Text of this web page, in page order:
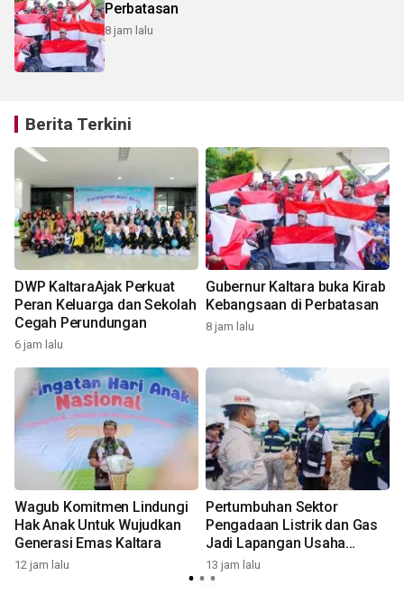
Perbatasan
8 jam lalu
Berita Terkini
DWP KaltaraAjak Perkuat
Peran Keluarga dan Sekolah
Cegah Perundungan
6 jam lalu
Gubernur Kaltara buka Kirab
Kebangsaan di Perbatasan
8 jam lalu
Wagub Komitmen Lindungi
Hak Anak Untuk Wujudkan
Generasi Emas Kaltara
12 jam lalu
Pertumbuhan Sektor
Pengadaan Listrik dan Gas
Jadi Lapangan Usaha
Tertinggi di Kaltara
13 jam lalu